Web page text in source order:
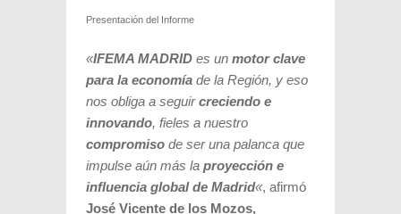
Presentación del Informe
«IFEMA MADRID es un motor clave
para la economía de la Región, y eso
nos obliga a seguircreciendo e
innovando, fieles a nuestro
compromiso de ser una palanca que
impulse aún más la proyección e
influencia global de Madrid«, afirmó
José Vicente de los Mozos,